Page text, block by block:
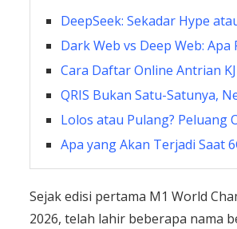
DeepSeek: Sekadar Hype
Dark Web vs Deep Web:
Cara Daftar Online Antrian
QRIS Bukan Satu-Satunya,
Lolos atau Pulang? Peluang
Apa yang Akan Terjadi Saat
Sejak edisi pertama M1 World
2026, telah lahir beberapa nama